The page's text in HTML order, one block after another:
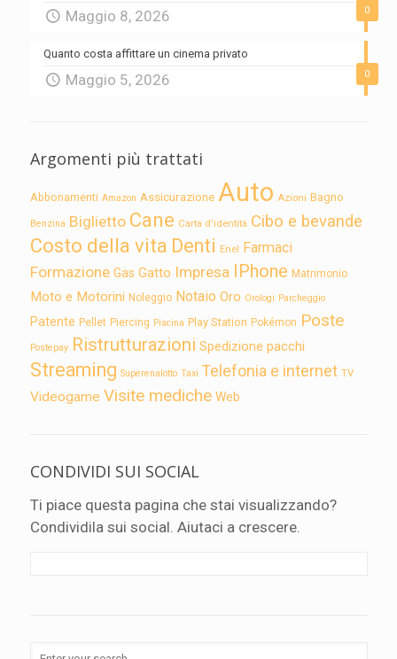
0
Maggio 8, 2026
0
Quanto costa affittare un cinema privato
Maggio 5, 2026
Argomenti più trattati
Abbonamenti Amazon Assicurazione Auto Azioni Bagno
Benzina Biglietto Cane Carta d'identità Cibo e bevande
Costo della vita Denti Enel Farmaci
Formazione Gas Gatto Impresa IPhone Matrimonio
Moto e Motorini Noleggio Notaio Oro Orologi Parcheggio
Patente Pellet Piercing Piscina Play Station Pokémon Poste
Postepay Ristrutturazioni Spedizione pacchi
Streaming Superenalotto Taxi Telefonia e internet TV
Videogame Visite mediche Web
CONDIVIDI SUI SOCIAL
Ti piace questa pagina che stai visualizzando?
Condividila sui social. Aiutaci a crescere.